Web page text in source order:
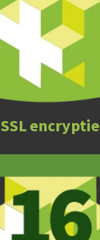
SSL encryptie